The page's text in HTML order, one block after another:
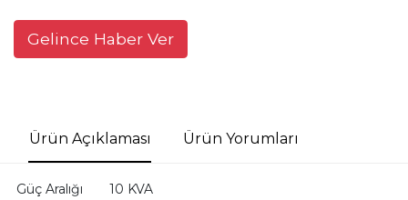
Gelince Haber Ver
Ürün Açıklaması Ürün Yorumları
Güç Aralığı
10 KVA